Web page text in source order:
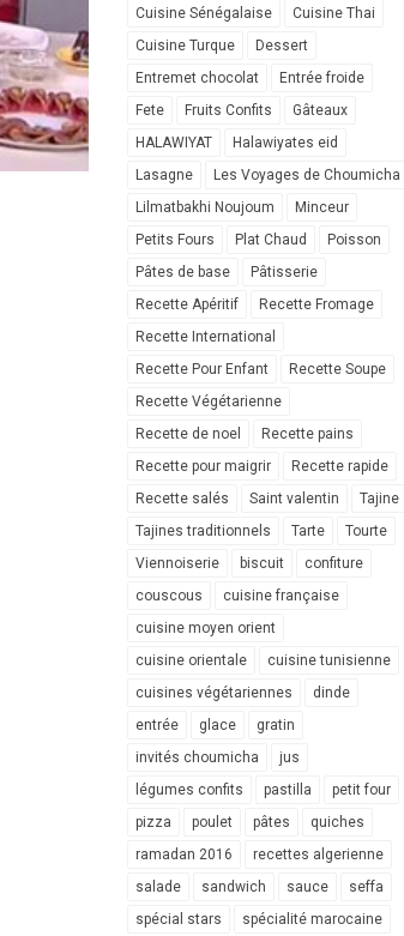
Cuisine Sénégalaise
Cuisine Thai
Cuisine Turque
Dessert
Entremet chocolat
Entrée froide
Fete
Fruits Confits
Gâteaux
HALAWIYAT
Halawiyates eid
Lasagne
Les Voyages de Choumicha
Lilmatbakhi Noujoum
Minceur
Petits Fours
Plat Chaud
Poisson
Pâtes de base
Pâtisserie
Recette Apéritif
Recette Fromage
Recette International
Recette Pour Enfant
Recette Soupe
Recette Végétarienne
Recette de noel
Recette pains
Recette pour maigrir
Recette rapide
Recette salés
Saint valentin
Tajine
Tajines traditionnels
Tarte
Tourte
Viennoiserie
biscuit
confiture
couscous
cuisine française
cuisine moyen orient
cuisine orientale
cuisine tunisienne
cuisines végétariennes
dinde
entrée
glace
gratin
invités choumicha
jus
légumes confits
pastilla
petit four
pizza
poulet pâtes
quiches
ramadan 2016
recettes algerienne
salade
sandwich sauce
seffa
spécial stars
spécialité marocaine